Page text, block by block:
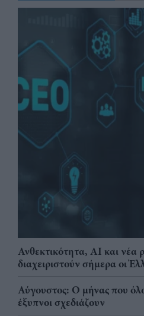
Ανθεκτικότητα, AI και νέα
διαχειριστούν σήμερα οι
Αύγουστος: Ο μήνας που
έξυπνοι σχεδιάζουν